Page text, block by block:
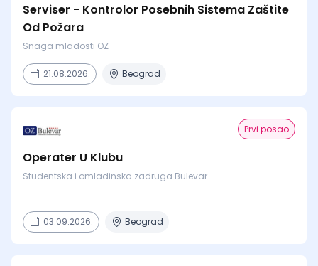
Serviser - Kontrolor Posebnih Sistema Zaštite
Od Požara
Snaga mladosti OZ
21.08.2026. Beograd
Prvi posao
Operater U Klubu
Studentska i omladinska zadruga Bulevar
03.09.2026. Beograd